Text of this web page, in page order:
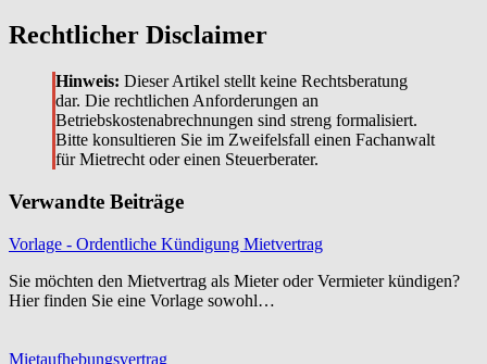
Rechtlicher Disclaimer
Hinweis: Dieser Artikel stellt keine Rechtsberatung
dar. Die rechtlichen Anforderungen an
Betriebskostenabrechnungen sind streng formalisiert.
Bitte konsultieren Sie im Zweifelsfall einen Fachanwalt
für Mietrecht oder einen Steuerberater.
Verwandte Beiträge
Vorlage - Ordentliche Kündigung Mietvertrag
Sie möchten den Mietvertrag als Mieter oder Vermieter kündigen?
Hier finden Sie eine Vorlage sowohl…
Mietaufhebungsvertrag